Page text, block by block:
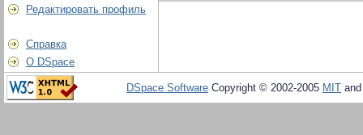
Редактировать профиль
Справка
О DSpace
DSpace Software Copyright © 2002-2005 MIT